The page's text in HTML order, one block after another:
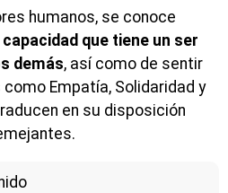
humanos, se conoce
capacidad que tiene un ser
demás, así como de sentir
Empatía, Solidaridad y
en su disposición